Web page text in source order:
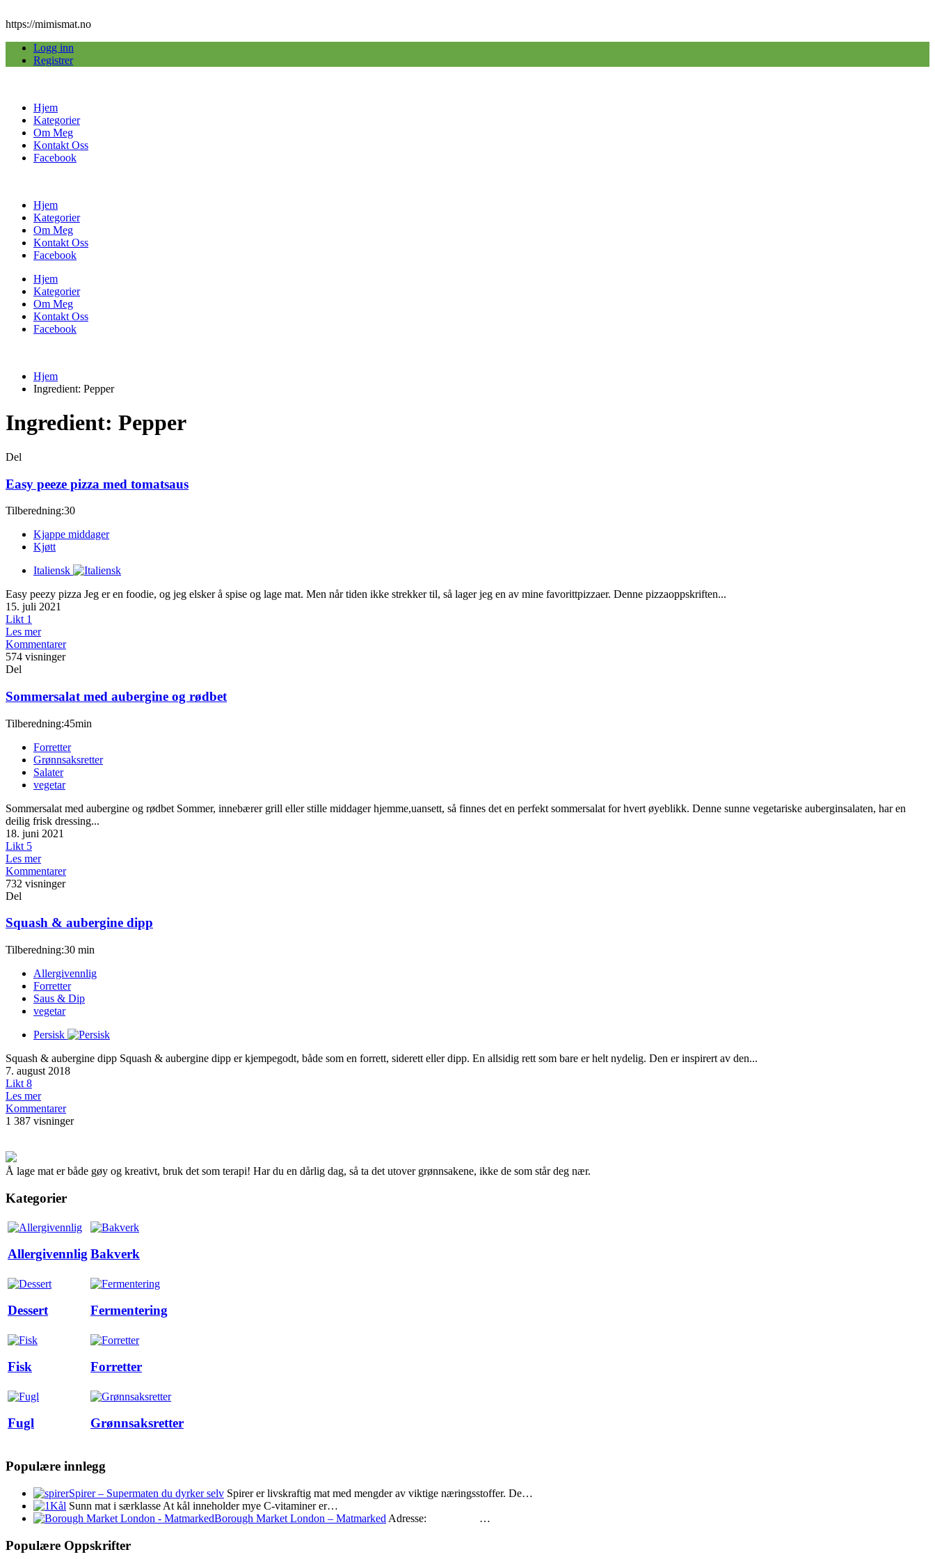
https://mimismat.no
Logg inn
Registrer
Hjem
Kategorier
Om Meg
Kontakt Oss
Facebook
Hjem
Kategorier
Om Meg
Kontakt Oss
Facebook
Hjem
Kategorier
Om Meg
Kontakt Oss
Facebook
Hjem
Ingredient: Pepper
Ingredient: Pepper
Del
Easy peeze pizza med tomatsaus
Tilberedning:30
Kjappe middager
Kjøtt
Italiensk
Easy peezy pizza Jeg er en foodie, og jeg elsker å spise og lage mat. Men når tiden ikke strekker til, så lager jeg en av mine favorittpizzaer. Denne pizzaoppskriften...
15. juli 2021
Likt 1
Les mer
Kommentarer
574 visninger
Del
Sommersalat med aubergine og rødbet
Tilberedning:45min
Forretter
Grønnsaksretter
Salater
vegetar
Sommersalat med aubergine og rødbet Sommer, innebærer grill eller stille middager hjemme,uansett, så finnes det en perfekt sommersalat for hvert øyeblikk. Denne sunne vegetariske auberginsalaten, har en
deilig frisk dressing...
18. juni 2021
Likt 5
Les mer
Kommentarer
732 visninger
Del
Squash & aubergine dipp
Tilberedning:30 min
Allergivennlig
Forretter
Saus & Dip
vegetar
Persisk
Squash & aubergine dipp Squash & aubergine dipp er kjempegodt, både som en forrett, siderett eller dipp. En allsidig rett som bare er helt nydelig. Den er inspirert av den...
7. august 2018
Likt 8
Les mer
Kommentarer
1 387 visninger
Å lage mat er både gøy og kreativt, bruk det som terapi! Har du en dårlig dag, så ta det utover grønnsakene, ikke de som står deg nær.
Kategorier
AllergivennligBakverk
Dessert Fermentering
Fisk Forretter
Fugl Grønnsaksretter
Populære innlegg
Spirer – Supermaten du dyrker selv Spirer er livskraftig mat med mengder av viktige næringsstoffer. De…
Kål Sunn mat i særklasse At kål inneholder mye C-vitaminer er…
Borough Market London – Matmarked Adresse: …
Populære Oppskrifter